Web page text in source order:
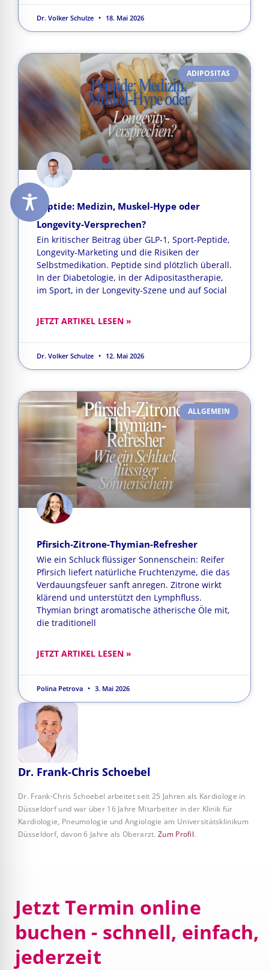
Dr. Frank-Chris Schoebel
Dr. Frank-Chris Schoebel arbeitet seit 25 Jahren als Kardiologe in
Düsseldorf und war über 16 Jahre Mitarbeiter in der Klinik für
Kardiologie, Pneumologie und Angiologie am Universitätsklinikum
Düsseldorf, davon 6 Jahre als Oberarzt.Zum Profil.
Dr. Volker Schulze 18. Mai 2026
ADIPOSITAS
Peptide: Medizin, Muskel-Hype oder
Longevity-Versprechen?
Ein kritischer Beitrag über GLP-1, Sport-Peptide,
Longevity-Marketing und die Risiken der
Selbstmedikation. Peptide sind plötzlich überall.
In der Diabetologie, in der Adipositastherapie,
im Sport, in der Longevity-Szene und auf Social
JETZT ARTIKEL LESEN »
Dr. Volker Schulze 12. Mai 2026
ALLGEMEIN
Pfirsich-Zitrone-Thymian-Refresher
Wie ein Schluck flüssiger Sonnenschein: Reifer
Pfirsich liefert natürliche Fruchtenzyme, die das
Verdauungsfeuer sanft anregen. Zitrone wirkt
klärend und unterstützt den Lymphfluss.
Thymian bringt aromatische ätherische Öle mit,
die traditionell
JETZT ARTIKEL LESEN »
Polina Petrova 3. Mai 2026
Jetzt Termin online
buchen - schnell, einfach,
jederzeit